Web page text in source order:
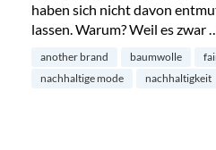
haben sich nicht davon
lassen. Warum? Weil es zwar
another brand baumwolle
nachhaltige mode
nachhaltigkeit